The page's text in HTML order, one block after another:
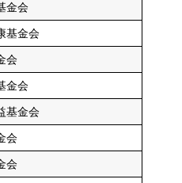
金会
基金会
会
金会
基金会
会
会